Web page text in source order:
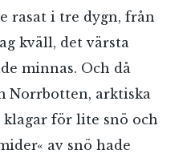
rasat i tre dygn, från
kväll, det värsta
minnas. Och då
Norrbotten, arktiska
för lite snö och
av snö hade